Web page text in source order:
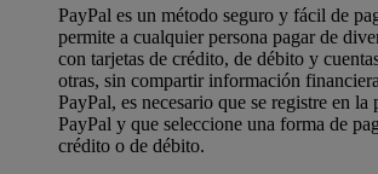
PayPal es un método seguro y fácil de
permite a cualquier persona pagar de
con tarjetas de crédito, de débito y
otras, sin compartir información
PayPal, es necesario que se registre en la
PayPal y que seleccione una forma de
crédito o de débito.